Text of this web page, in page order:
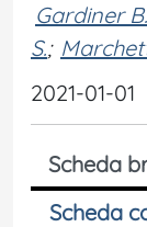
Gardiner B.
S.;
2021-01-01
Scheda
Scheda